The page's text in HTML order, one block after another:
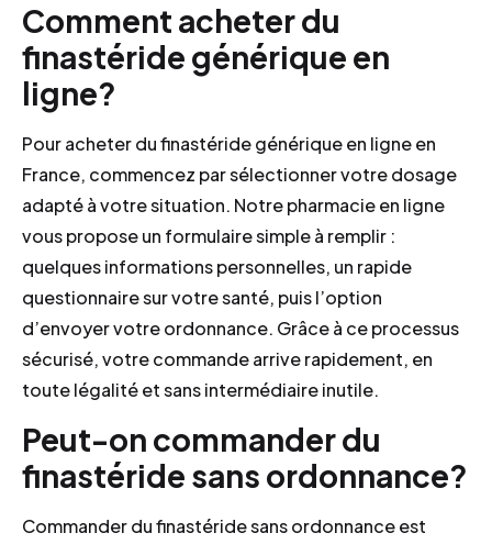
Comment acheter du
finastéride générique en
ligne?
Pour acheter du finastéride générique en ligne en
France, commencez par sélectionner votre dosage
adapté à votre situation. Notre pharmacie en ligne
vous propose un formulaire simple à remplir :
quelques informations personnelles, un rapide
questionnaire sur votre santé, puis l’option
d’envoyer votre ordonnance. Grâce à ce processus
sécurisé, votre commande arrive rapidement, en
toute légalité et sans intermédiaire inutile.
Peut-on commander du
finastéride sans ordonnance?
Commander du finastéride sans ordonnance est